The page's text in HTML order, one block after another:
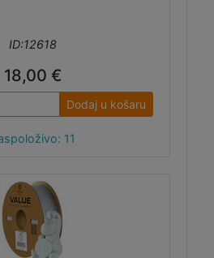
ID:12618
18,00 €
Dodaj u košaru
11